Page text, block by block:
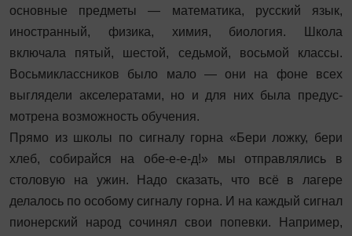
основные предметы — математика, русский язык,
иностранный, физика, химия, биология. Школа
включала пятый, шестой, седьмой, восьмой классы.
Восьмиклассников было мало — они на фоне всех
выглядели акселератами, но и для них была предус­
мотрена возможность обучения.
Прямо из школы по сигналу горна «Бери ложку, бери
хлеб, собирайся на обе-е-е-д!» мы отправлялись в
столовую на ужин. Надо сказать, что всё в лагере
делалось по особому сигналу горна. И на каждый сигнал
пионерский народ сочинял свои попевки. Например,